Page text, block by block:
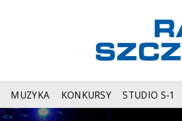
MUZYKA KONKURSY STUDIO S-1